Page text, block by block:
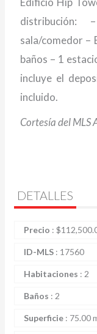
distribución:
sala/comedor –
baños – 1
incluye el
incluido.
Cortesía del MLS
DETALLES
Precio : $
ID-MLS : 17560
Habitaciones : 2
Baños : 2
Superficie : 75.00